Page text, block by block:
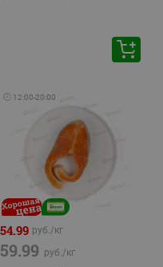
🕘 12:00-20:00
54.99 руб./кг
59.99 руб./кг